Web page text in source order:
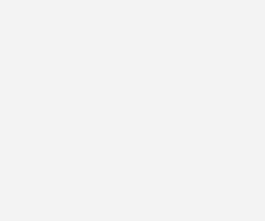
Comment épargner